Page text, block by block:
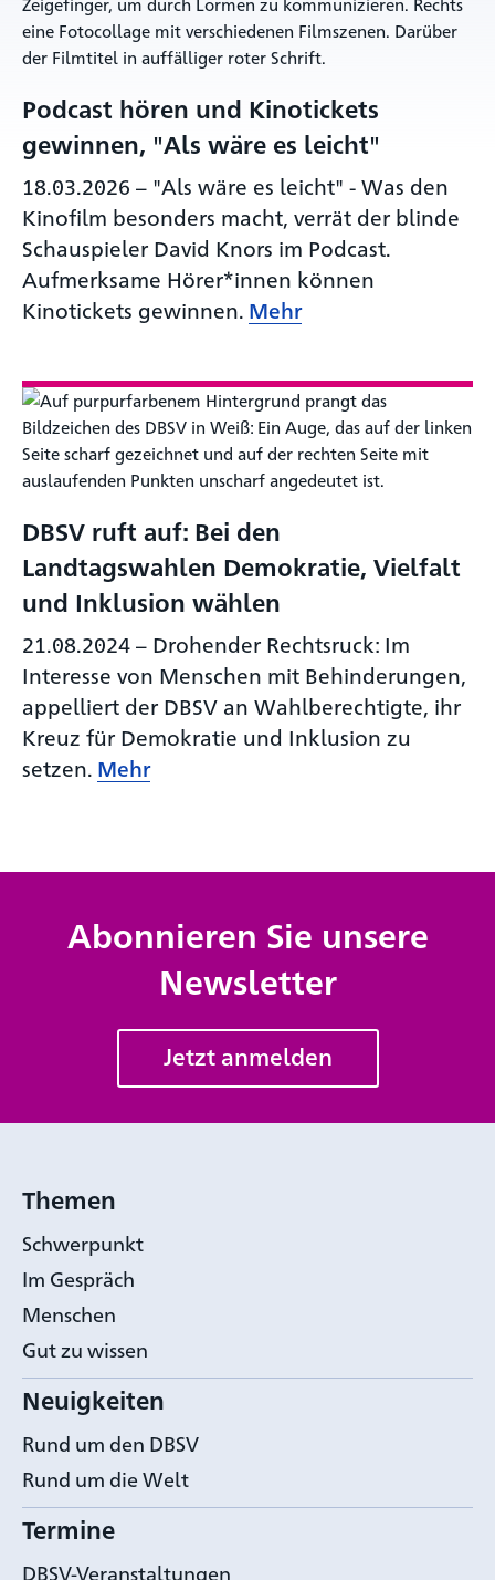
Podcast hören und Kinotickets
gewinnen, "Als wäre es leicht"
18.03.2026 – "Als wäre es leicht" - Was den
Kinofilm besonders macht, verrät der blinde
Schauspieler David Knors im Podcast.
Aufmerksame Hörer*innen können
Kinotickets gewinnen. Mehr
DBSV ruft auf: Bei den
Landtagswahlen Demokratie, Vielfalt
und Inklusion wählen
21.08.2024 – Drohender Rechtsruck: Im
Interesse von Menschen mit Behinderungen,
appelliert der DBSV an Wahlberechtigte, ihr
Kreuz für Demokratie und Inklusion zu
setzen. Mehr
Abonnieren Sie unsere
Newsletter
Jetzt anmelden
Themen
Schwerpunkt
Im Gespräch
Menschen
Gut zu wissen
Neuigkeiten
Rund um den DBSV
Rund um die Welt
Termine
DBSV-Veranstaltungen